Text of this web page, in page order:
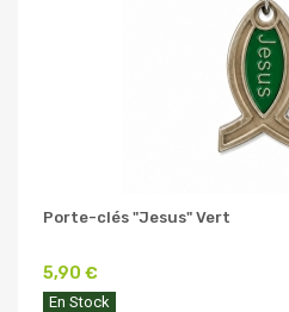
Porte-clés "Jesus" Vert
5,90 €
En Stock